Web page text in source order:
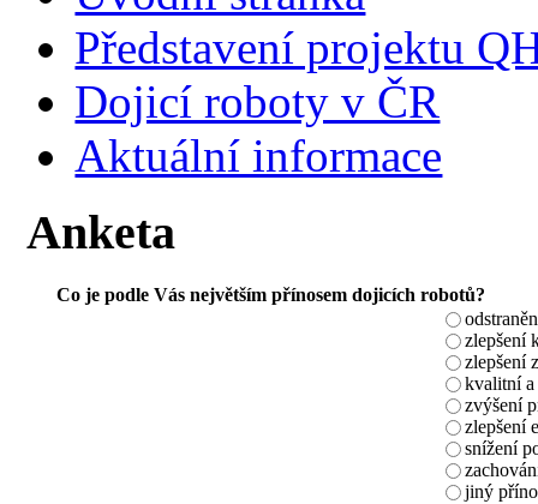
Představení projektu
Dojicí roboty v ČR
Aktuální informace
Anketa
Co je podle Vás největším přínosem dojicích robotů?
zlepšení
zlepšení
kvalitní a
zvýšení
zlepšení
snížení
jiný